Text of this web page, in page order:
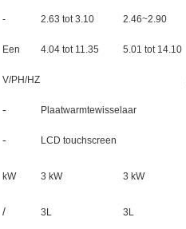
- 2.63 tot 3.10 2.46~2.90
Een 4.04 tot 11.35 5.01 tot 14.10
V/PH/HZ
- Plaatwarmtewisselaar
- LCD touchscreen
kW 3 kW 3 kW
/ 3L 3L